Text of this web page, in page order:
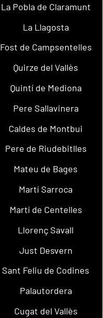
La Pobla de Claramunt
La Llagosta
Fost de Campsentelles
Quirze del Vallès
Quintí de Mediona
Pere Sallavinera
Caldes de Montbui
Pere de Riudebitlles
Mateu de Bages
Martí Sarroca
Martí de Centelles
Llorenç Savall
Just Desvern
Sant Feliu de Codines
Palautordera
Cugat del Vallès